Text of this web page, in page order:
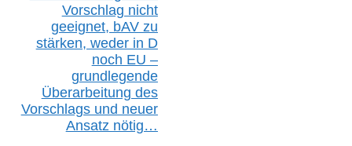
Vorschlag nicht
geeignet, bAVzu
stärken, weder in D
noch EU –
grundlegende
Überarbeitung des
Vorschlags und neuer
Ansatz nötig…